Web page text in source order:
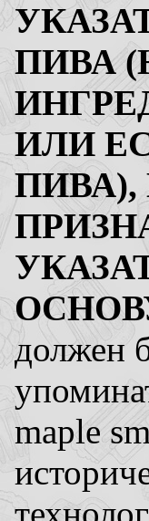
ПИВА
ИЛИ
должен
maple